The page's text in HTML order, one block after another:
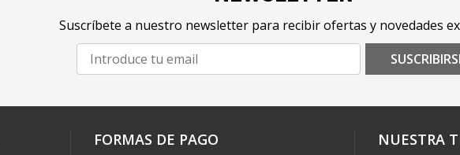
Suscríbete a nuestro newsletter para recibir ofertas y novedades
FORMAS DE PAGO NUESTRA